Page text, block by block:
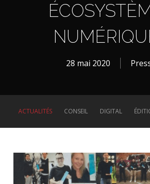
28 mai 2020
ACTUALITÉS CONSEIL DIGITAL